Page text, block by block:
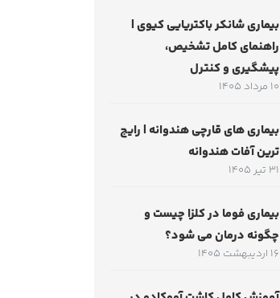
بیماری شانکر باکتریایی کیوی |
راهنمای کامل تشخیص،
پیشگیری و کنترل
10 مرداد 1405
بیماری های قارچی هندوانه | رایج
ترین آفات هندوانه
31 تیر 1405
بیماری فوما در کلزا چیست و
چگونه درمان می شود؟
16 اردیبهشت 1405